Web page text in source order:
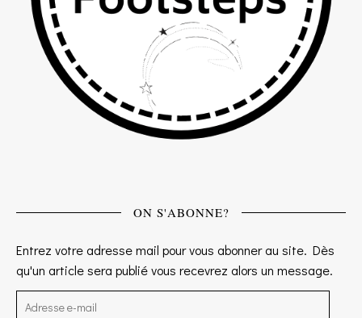
ON S'ABONNE?
Entrez votre adresse mail pour vous abonner au site. Dès
qu'un article sera publié vous recevrez alors un message.
Adresse e-mail